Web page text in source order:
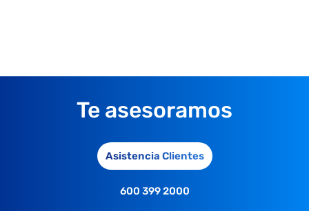
Te asesoramos
Asistencia Clientes
600 399 2000